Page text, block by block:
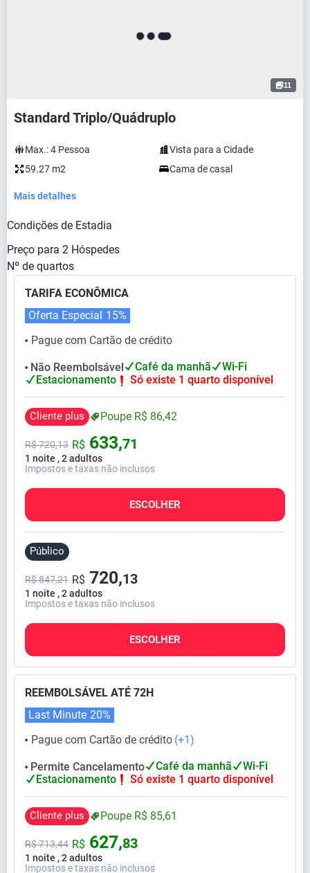
11
Standard Triplo/Quádruplo
Max.:4 Pessoa
Vista para a Cidade
59.27 m2
Cama de casal
Mais detalhes
Condições de Estadia
Preço para 2 Hóspedes
Nº de quartos
TARIFA ECONÔMICA
⬤ Pague com Cartão de crédito
Oferta Especial 15%
⬤ Não Reembolsável Café da manhã
Wi-Fi
Estacionamento
Só existe 1 quarto disponível
Cliente plus Poupe R$ 86,42
1 noite , 2 adultos
R$720,13 R$ 633,71
Impostos e taxas não inclusos
ESCOLHER
Público
1 noite , 2 adultos
R$ 847,21 R$ 720,13
Impostos e taxas não inclusos
ESCOLHER
REEMBOLSÁVEL ATÉ 72H
⬤ Pague com Cartão de crédito (+1)
Last Minute 20%
⬤ Permite Cancelamento Café da manhã
Wi-Fi
Estacionamento
Só existe 1 quarto disponível
Cliente plus Poupe R$ 85,61
1 noite , 2 adultos
R$713,44 R$ 627,83
Impostos e taxas não inclusos